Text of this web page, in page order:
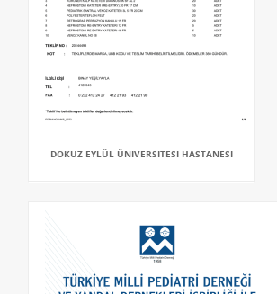
DOKUZ EYLÜL ÜNIVERSITESI HASTANESI